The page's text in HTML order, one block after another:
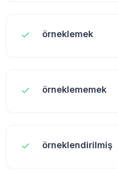
örneklemek
örneklememek
örneklendirilmiş